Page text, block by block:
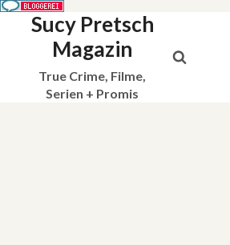
Sucy Pretsch
Magazin
True Crime, Filme,
Serien + Promis